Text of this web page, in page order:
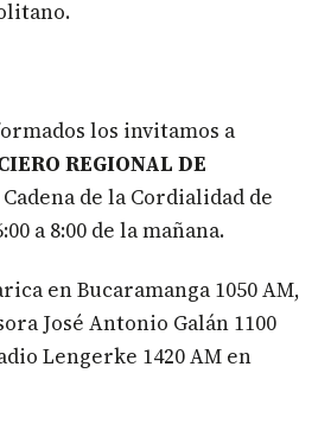
los invitamos a
REGIONAL DE
de la Cordialidad de
a 8:00 de la mañana.
en Bucaramanga 1050 AM,
José Antonio Galán 1100
Lengerke 1420 AM en